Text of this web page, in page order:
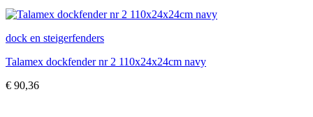
dock en steigerfenders
Talamex dockfender nr 2 110x24x24cm navy
€ 90,36